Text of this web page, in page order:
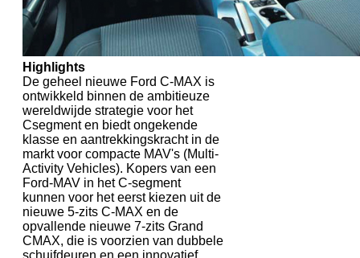
Highlights
De geheel nieuwe Ford C-MAX is
ontwikkeld binnen de ambitieuze
wereldwijde strategie voor het
Csegment en biedt ongekende
klasse en aantrekkingskracht in de
markt voor compacte MAV's (Multi-
Activity Vehicles). Kopers van een
Ford-MAV in het C-segment
kunnen voor het eerst kiezen uit de
nieuwe 5-zits C-MAX en de
opvallende nieuwe 7-zits Grand
CMAX, die is voorzien van dubbele
schuifdeuren en een innovatief